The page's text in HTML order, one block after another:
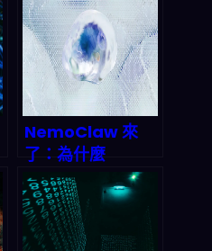
NemoClaw 來
了：為什麼
Nvidia 這步棋讓
企業 AI Agent 終
於敢放手大幹？